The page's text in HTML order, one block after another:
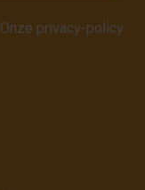
Onze privacy-policy